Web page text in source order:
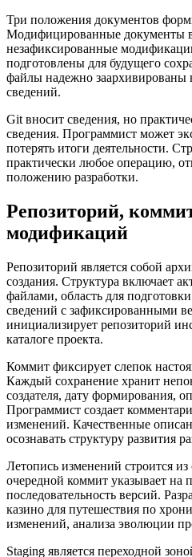
Три положения документов
Модифицированные документы
незафиксированные
подготовлены для будущего
файлы надежно заархивированы
сведений.
Git вносит сведения, но
сведения. Программист может
потерять итоги деятельности.
практически любое операцию,
положению разработки.
Репозиторий,
модификаций
Репозиторий является собой
создания. Структура включает
файлами, область для
сведений с зафиксированными
инициализирует репозиторий
каталоге проекта.
Коммит фиксирует слепок
Каждый сохранение хранит
создателя, дату формирования,
Программист создает
изменений. Качественные
осознавать структуру развития
Летопись изменений строится
очередной коммит указывает на
последовательность версий.
казино для путешествия по
изменений, анализа эволюции
Staging является переходной